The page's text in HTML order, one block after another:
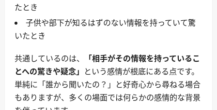
たとき
子供や部下が知るはずのない情報を持っていて驚
いたとき
共通しているのは、
「相手がその情報を持っているこ
とへの驚きや疑念」 という感情が根底にある点です。
単純に「誰から聞いたの？」と好奇心から尋ねる場合
もありますが、多くの場面では何らかの感情的な背景